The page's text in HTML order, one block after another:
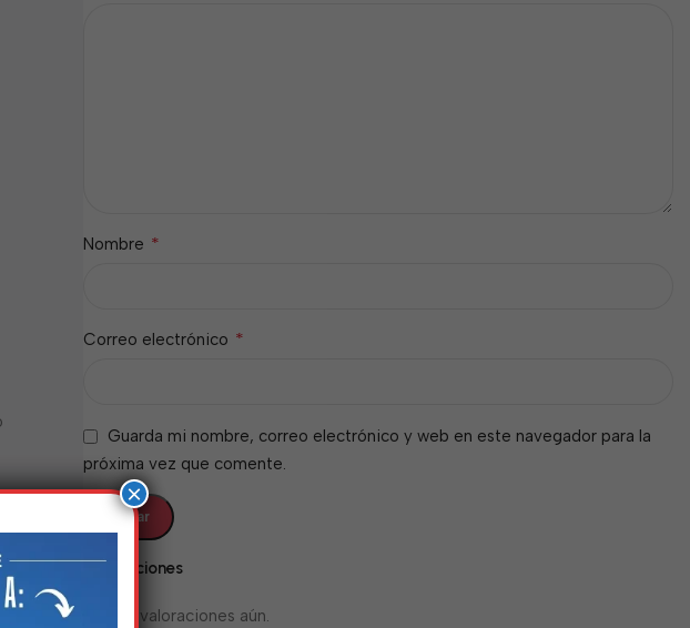
Valoraciones
No hay valoraciones aún.
Nombre *
Correo electrónico *
Guarda mi nombre, correo electrónico y web en este navegador para la
próxima vez que comente.
×